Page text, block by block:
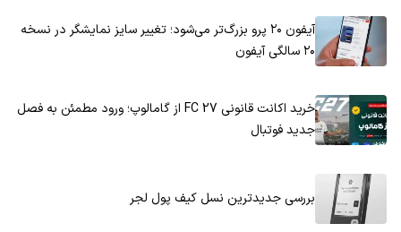
آیفون ۲۰ پرو بزرگ‌تر می‌شود؛ تغییر سایز نمایشگر در نسخه
۲۰ سالگی آیفون
خرید اکانت قانونی FC 27 از گامالوپ؛ ورود مطمئن به فصل
جدید فوتبال
بررسی جدیدترین نسل کیف پول لجر